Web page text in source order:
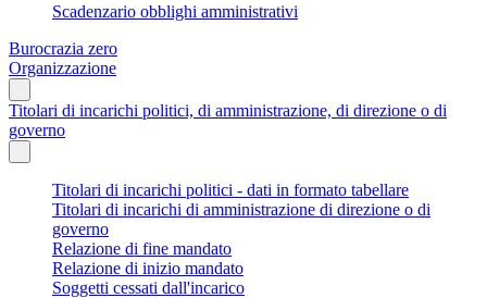
Scadenzario obblighi amministrativi
Burocrazia zero
Organizzazione
Titolari di incarichi politici, di amministrazione, di direzione o di
governo
Titolari di incarichi politici - dati in formato tabellare
Titolari di incarichi di amministrazione di direzione o di
governo
Relazione di fine mandato
Relazione di inizio mandato
Soggetti cessati dall'incarico